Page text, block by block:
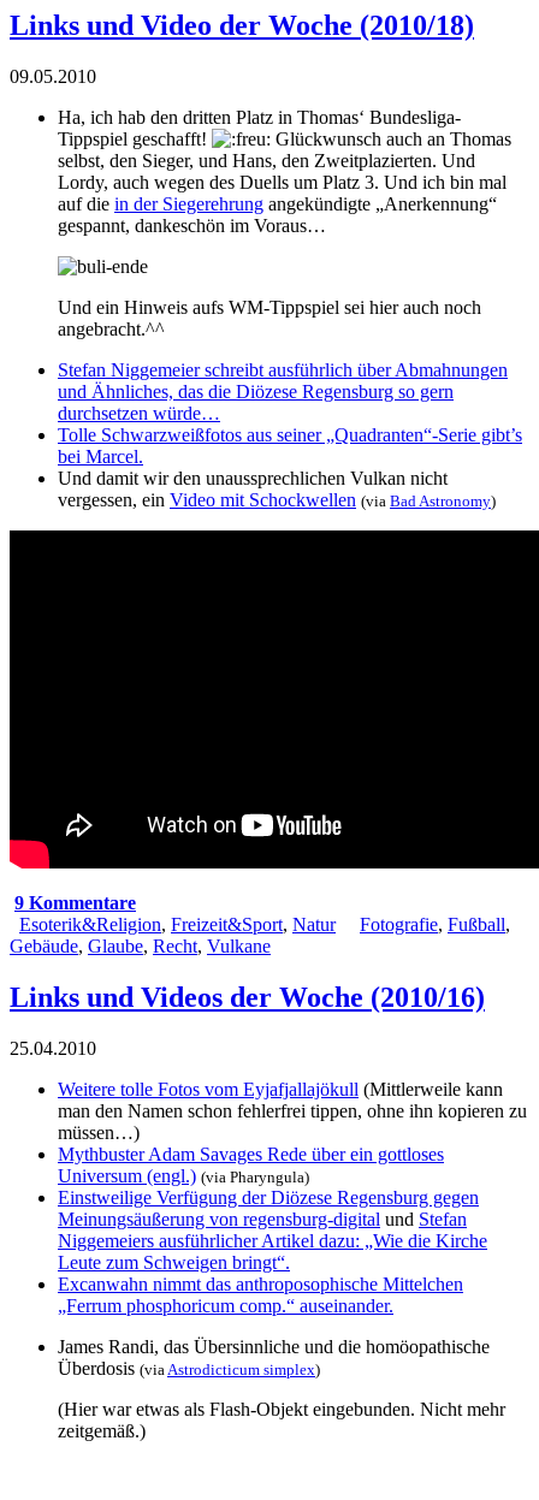
Links und Video der Woche (2010/18)
09.05.2010
Ha, ich hab den dritten Platz in Thomas‘ Bundesliga-
Tippspiel geschafft!
Glückwunsch auch an Thomas
selbst, den Sieger, und Hans, den Zweitplazierten. Und
Lordy, auch wegen des Duells um Platz 3. Und ich bin mal
auf die in der Siegerehrung angekündigte „Anerkennung“
gespannt, dankeschön im Voraus…
Und ein Hinweis aufs WM-Tippspiel sei hier auch noch
angebracht.^^
Stefan Niggemeier schreibt ausführlich über Abmahnungen
und Ähnliches, das die Diözese Regensburg so gern
durchsetzen würde…
Tolle Schwarzweißfotos aus seiner „Quadranten“-Serie gibt’s
bei Marcel.
Und damit wir den unaussprechlichen Vulkan nicht
vergessen, ein Video mit Schockwellen (via Bad Astronomy)
9 Kommentare
Esoterik&Religion, Freizeit&Sport, Natur Fotografie, Fußball,
Gebäude, Glaube, Recht, Vulkane
Links und Videos der Woche (2010/16)
25.04.2010
Weitere tolle Fotos vom Eyjafjallajökull (Mittlerweile kann
man den Namen schon fehlerfrei tippen, ohne ihn kopieren zu
müssen…)
Mythbuster Adam Savages Rede über ein gottloses
Universum (engl.) (via Pharyngula)
Einstweilige Verfügung der Diözese Regensburg gegen
Meinungsäußerung von regensburg-digital und Stefan
Niggemeiers ausführlicher Artikel dazu: „Wie die Kirche
Leute zum Schweigen bringt“.
Excanwahn nimmt das anthroposophische Mittelchen
„Ferrum phosphoricum comp.“ auseinander.
James Randi, das Übersinnliche und die homöopathische
Überdosis (via Astrodicticum simplex)
(Hier war etwas als Flash-Objekt eingebunden. Nicht mehr
zeitgemäß.)